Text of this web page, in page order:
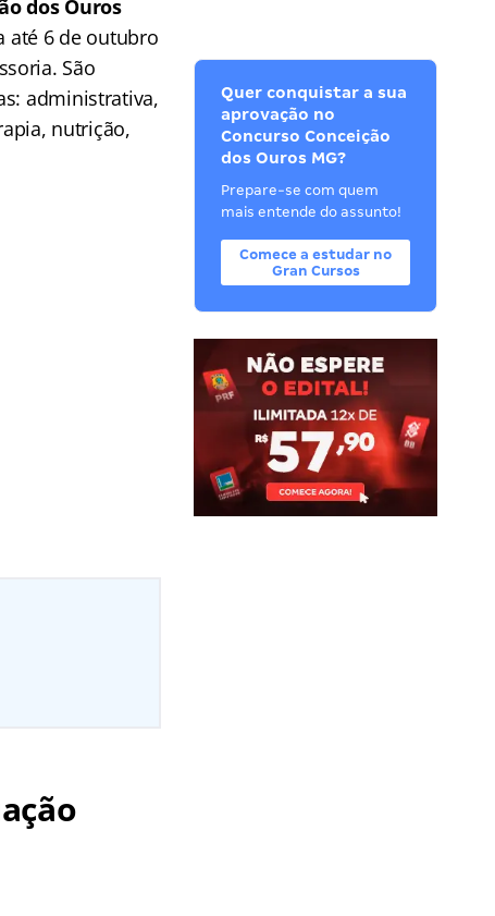
dos Ouros
até 6 de outubro
São
administrativa,
nutrição,
Quer conquistar a sua
aprovação no
Concurso Conceição
dos Ouros MG?
Prepare-se com quem
mais entende do assunto!
Comece a estudar no
Gran Cursos